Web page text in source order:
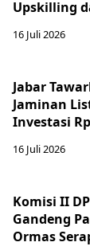
Upskilling
16 Juli 2026
Jabar
Jaminan
Investasi
16 Juli 2026
Komisi II
Gandeng
Ormas